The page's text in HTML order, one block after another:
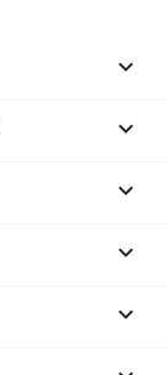




